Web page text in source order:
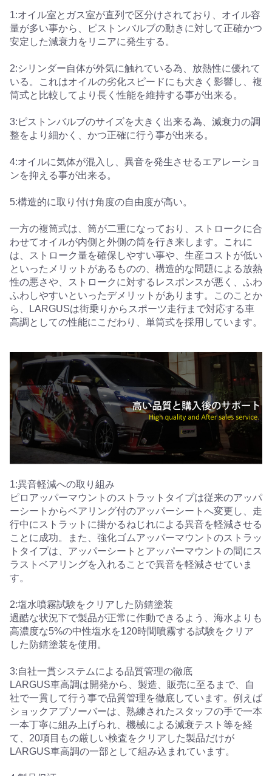
1:オイル室とガス室が直列で区分けされており、オイル容
量が多い事から、ピストンバルブの動きに対して正確かつ
安定した減衰力をリニアに発生する。
2:シリンダー自体が外気に触れている為、放熱性に優れて
いる。これはオイルの劣化スピードにも大きく影響し、複
筒式と比較してより長く性能を維持する事が出来る。
3:ピストンバルブのサイズを大きく出来る為、減衰力の調
整をより細かく、かつ正確に行う事が出来る。
4:オイルに気体が混入し、異音を発生させるエアレーショ
ンを抑える事が出来る。
5:構造的に取り付け角度の自由度が高い。
一方の複筒式は、筒が二重になっており、ストロークに合
わせてオイルが内側と外側の筒を行き来します。これに
は、ストローク量を確保しやすい事や、生産コストが低い
といったメリットがあるものの、構造的な問題による放熱
性の悪さや、ストロークに対するレスポンスが悪く、ふわ
ふわしやすいといったデメリットがあります。このことか
ら、LARGUSは街乗りからスポーツ走行まで対応する車
高調としての性能にこだわり、単筒式を採用しています。
1:異音軽減への取り組み
ピロアッパーマウントのストラットタイプは従来のアッパ
ーシートからベアリング付のアッパーシートへ変更し、走
行中にストラットに掛かるねじれによる異音を軽減させる
ことに成功。また、強化ゴムアッパーマウントのストラッ
トタイプは、アッパーシートとアッパーマウントの間にス
ラストベアリングを入れることで異音を軽減させていま
す。
2:塩水噴霧試験をクリアした防錆塗装
過酷な状況下で製品が正常に作動できるよう、海水よりも
高濃度な5%の中性塩水を120時間噴霧する試験をクリア
した防錆塗装を使用。
3:自社一貫システムによる品質管理の徹底
LARGUS車高調は開発から、製造、販売に至るまで、自
社で一貫して行う事で品質管理を徹底しています。例えば
ショックアブソーバーは、熟練されたスタッフの手で一本
一本丁寧に組み上げられ、機械による減衰テスト等を経
て、20項目もの厳しい検査をクリアした製品だけが
LARGUS車高調の一部として組み込まれています。